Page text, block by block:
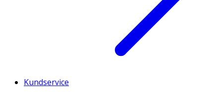
Kundservice